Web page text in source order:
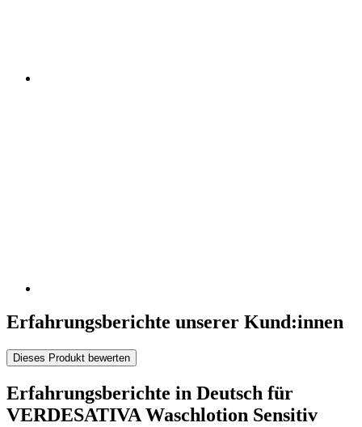
Erfahrungsberichte unserer Kund:innen
Dieses Produkt bewerten
Erfahrungsberichte in Deutsch für
VERDESATIVA Waschlotion Sensitiv